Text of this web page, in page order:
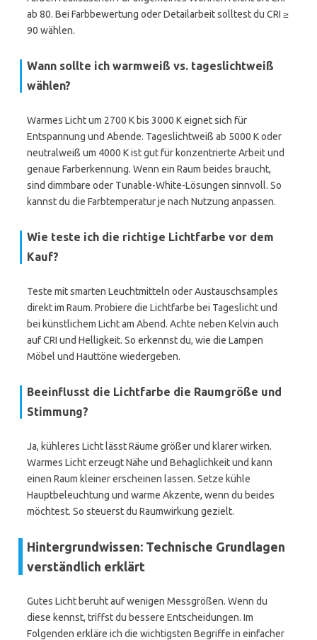
ab 80. Bei Farbbewertung oder Detailarbeit solltest du CRI ≥
90 wählen.
Wann sollte ich warmweiß vs. tageslichtweiß
wählen?
Warmes Licht um 2700 K bis 3000 K eignet sich für
Entspannung und Abende. Tageslichtweiß ab 5000 K oder
neutralweiß um 4000 K ist gut für konzentrierte Arbeit und
genaue Farberkennung. Wenn ein Raum beides braucht,
sind dimmbare oder Tunable-White-Lösungen sinnvoll. So
kannst du die Farbtemperatur je nach Nutzung anpassen.
Wie teste ich die richtige Lichtfarbe vor dem
Kauf?
Teste mit smarten Leuchtmitteln oder Austauschsamples
direkt im Raum. Probiere die Lichtfarbe bei Tageslicht und
bei künstlichem Licht am Abend. Achte neben Kelvin auch
auf CRI und Helligkeit. So erkennst du, wie die Lampen
Möbel und Hauttöne wiedergeben.
Beeinflusst die Lichtfarbe die Raumgröße und
Stimmung?
Ja, kühleres Licht lässt Räume größer und klarer wirken.
Warmes Licht erzeugt Nähe und Behaglichkeit und kann
einen Raum kleiner erscheinen lassen. Setze kühle
Hauptbeleuchtung und warme Akzente, wenn du beides
möchtest. So steuerst du Raumwirkung gezielt.
Hintergrundwissen: Technische Grundlagen
verständlich erklärt
Gutes Licht beruht auf wenigen Messgrößen. Wenn du
diese kennst, triffst du bessere Entscheidungen. Im
Folgenden erkläre ich die wichtigsten Begriffe in einfacher